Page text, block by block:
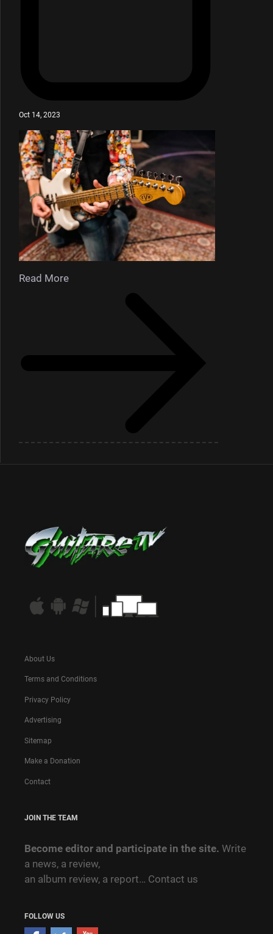
Oct 14, 2023
Read More
About Us
Terms and Conditions
Privacy Policy
Advertising
Sitemap
Make a Donation
Contact
JOIN THE TEAM
Become editor and participate in the site. Write
a news, a review,
an album review, a report… Contact us
FOLLOW US